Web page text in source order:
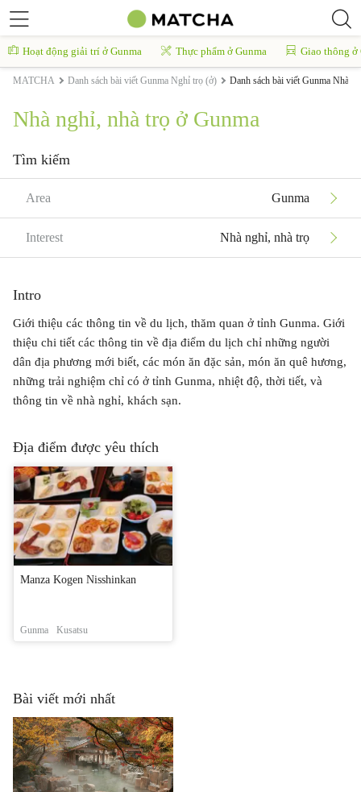
Hoạt động giải trí ở Gunma Thực phẩm ở Gunma Giao thông ở
MATCHA Danh sách bài viết Gunma Nghỉ trọ (ở) Danh sách bài viết Gunma Nhà
Nhà nghỉ, nhà trọ ở Gunma
Tìm kiếm
Area Gunma
Interest Nhà nghỉ, nhà trọ
Intro
Giới thiệu các thông tin về du lịch, thăm quan ở tỉnh Gunma. Giới
thiệu chi tiết các thông tin về địa điểm du lịch chỉ những người
dân địa phương mới biết, các món ăn đặc sản, món ăn quê hương,
những trải nghiệm chỉ có ở tỉnh Gunma, nhiệt độ, thời tiết, và
thông tin về nhà nghỉ, khách sạn.
Địa điểm được yêu thích
Manza Kogen Nisshinkan
Gunma Kusatsu
Bài viết mới nhất